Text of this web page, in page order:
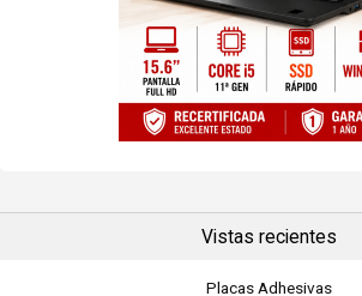
Vistas recientes
Placas Adhesivas